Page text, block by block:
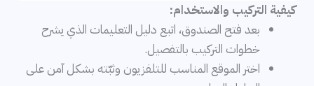
كيفية التركيب والاستخدام:
بعد فتح الصندوق، اتبع دليل التعليمات الذي يشرح
خطوات التركيب بالتفصيل.
اختر الموقع المناسب للتلفزيون وثبّته بشكل آمن على